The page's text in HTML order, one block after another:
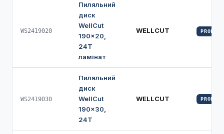
WS2419020
Пиляльний
диск
WellCut
190×20,
24Т
ламінат
WELLCUT PROFI
WS2419030
Пиляльний
диск
WellCut
190×30,
24Т
WELLCUT PROFI